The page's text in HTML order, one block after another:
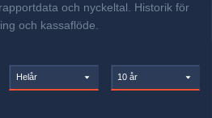
och nyckeltal. Historik för
och kassaflöde.
Helår 10 år